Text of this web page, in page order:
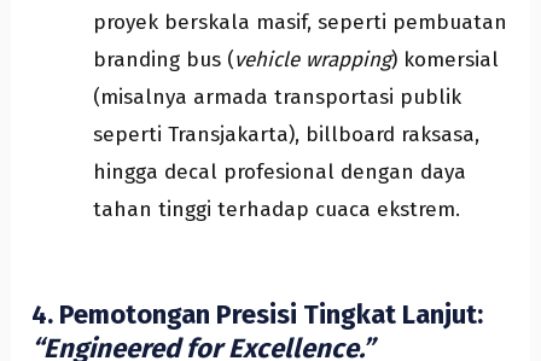
proyek berskala masif, seperti pembuatan
branding bus (vehicle wrapping) komersial
(misalnya armada transportasi publik
seperti Transjakarta), billboard raksasa,
hingga decal profesional dengan daya
tahan tinggi terhadap cuaca ekstrem.
4. Pemotongan Presisi Tingkat Lanjut:
“Engineered for Excellence.”